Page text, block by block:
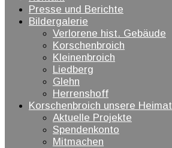
Presse und Berichte
Bildergalerie
Verlorene hist. Gebäude
Korschenbroich
Kleinenbroich
Liedberg
Glehn
Herrenshoff
Korschenbroich unsere Heimat
Aktuelle Projekte
Spendenkonto
Mitmachen